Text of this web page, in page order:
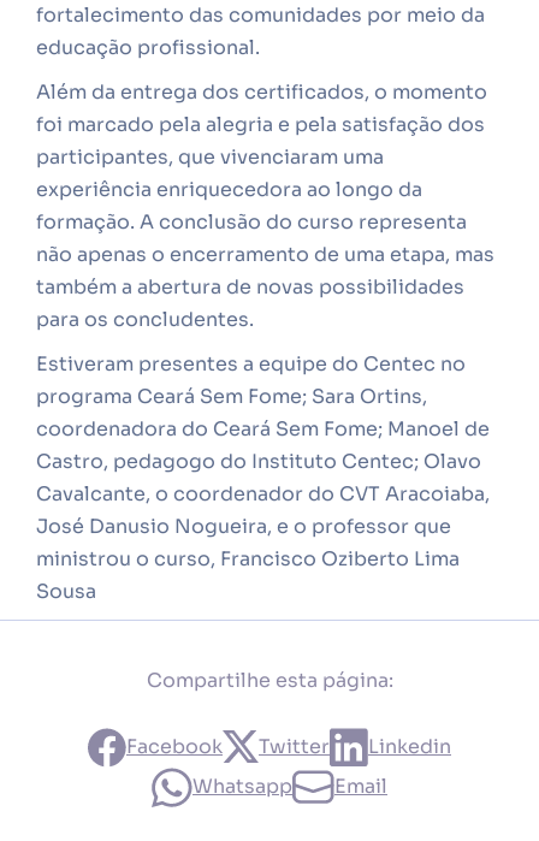
fortalecimento das comunidades por meio da
educação profissional.
Além da entrega dos certificados, o momento
foi marcado pela alegria e pela satisfação dos
participantes, que vivenciaram uma
experiência enriquecedora ao longo da
formação. A conclusão do curso representa
não apenas o encerramento de uma etapa, mas
também a abertura de novas possibilidades
para os concludentes.
Estiveram presentes a equipe do Centec no
programa Ceará Sem Fome; Sara Ortins,
coordenadora do Ceará Sem Fome; Manoel de
Castro, pedagogo do Instituto Centec; Olavo
Cavalcante, o coordenador do CVT Aracoiaba,
José Danusio Nogueira, e o professor que
ministrou o curso, Francisco Oziberto Lima
Sousa
Compartilhe esta página:
Facebook Twitter
Linkedin
Whatsapp
Email